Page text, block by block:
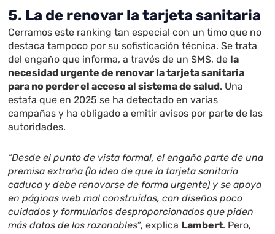
5. La de renovar la tarjeta sanitaria
Cerramos este ranking tan especial con un timo que no
destaca tampoco por su sofisticación técnica. Se trata
del engaño que informa, a través de un SMS, de la
necesidad urgente de renovar la tarjeta sanitaria
para no perder el acceso al sistema de salud. Una
estafa que en 2025 se ha detectado en varias
campañas y ha obligado a emitir avisos por parte de las
autoridades.
“Desde el punto de vista formal, el engaño parte de una
premisa extraña (la idea de que la tarjeta sanitaria
caduca y debe renovarse de forma urgente) y se apoya
en páginas web mal construidas, con diseños poco
cuidados y formularios desproporcionados que piden
más datos de los razonables”, explica Lambert. Pero,